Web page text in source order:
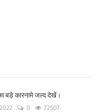
का बड़े कारनामे जल्द देखें।
0 72507